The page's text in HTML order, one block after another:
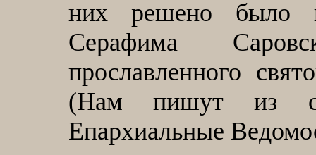
них решено было
Серафима
прославленного
(Нам пишут из ст.
Епархиальные